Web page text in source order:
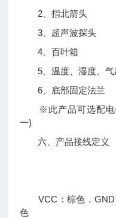
2、指北箭头
3、超声波探头
4、百叶箱
5、温度、湿度、气
6、底部固定法兰
※此产品可选配电
一)
六、产品接线定义
VCC：棕色，GND
色